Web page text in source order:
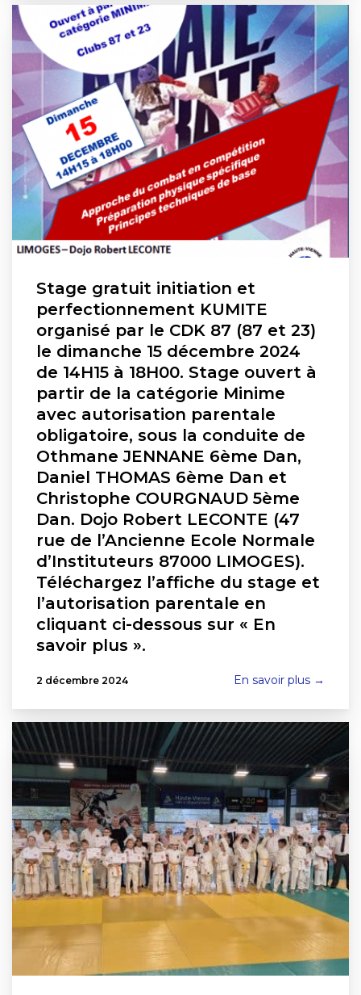
Stage gratuit initiation et
perfectionnement KUMITE
organisé par le CDK 87 (87 et 23)
le dimanche 15 décembre 2024
de 14H15 à 18H00. Stage ouvert à
partir de la catégorie Minime
avec autorisation parentale
obligatoire, sous la conduite de
Othmane JENNANE 6ème Dan,
Daniel THOMAS 6ème Dan et
Christophe COURGNAUD 5ème
Dan. Dojo Robert LECONTE (47
rue de l’Ancienne Ecole Normale
d’Instituteurs 87000 LIMOGES).
Téléchargez l’affiche du stage et
l’autorisation parentale en
cliquant ci-dessous sur « En
savoir plus ».
2 décembre 2024 En savoir plus →